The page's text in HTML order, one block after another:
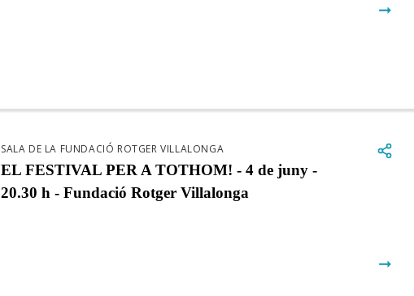
➞
SALA DE LA FUNDACIÓ ROTGER VILLALONGA
EL FESTIVAL PER A TOTHOM! - 4 de juny -
20.30 h - Fundació Rotger Villalonga
➞